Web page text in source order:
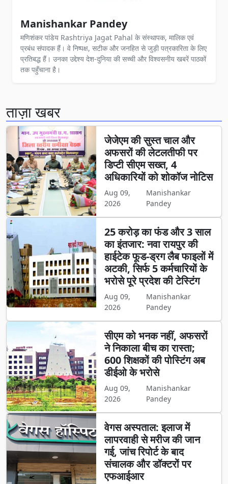
Manishankar Pandey
मणिशंकर पांडेय Rashtriya Jagat Pahal के संस्थापक, मालिक एवं
प्रबंध संपादक हैं। वे निष्पक्ष, सटीक और जनहित से जुड़ी पत्रकारिता के लिए
प्रतिबद्ध हैं। उनका उद्देश्य देश-दुनिया की सच्ची और विश्वसनीय खबरें पाठकों
तक पहुँचाना है।
ताज़ा खबर
जेजेएम की सुस्त चाल और
अफसरों की लेटलतीफी पर
डिप्टी सीएम सख्त, 4
अधिकारियों को शोकॉज नोटिस
Aug 09,
2026
Manishankar
Pandey
25 करोड़ का फंड और 3 साल
का इंतजार: नवा रायपुर की
हाईटेक फूड-ड्रग लैब फाइलों में
अटकी, सिर्फ 5 कर्मचारियों के
भरोसे पूरे प्रदेश की टेस्टिंग
Aug 09,
2026
Manishankar
Pandey
सीएम को भनक नहीं, अफसरों
ने निकाला बीच का रास्ता;
600 शिक्षकों की पोस्टिंग अब
डीईओ के भरोसे
Aug 09,
2026
Manishankar
Pandey
वेगस अस्पताल: इलाज में
लापरवाही से मरीज की जान
गई, जांच रिपोर्ट के बाद
संचालक और डॉक्टरों पर
एफआईआर